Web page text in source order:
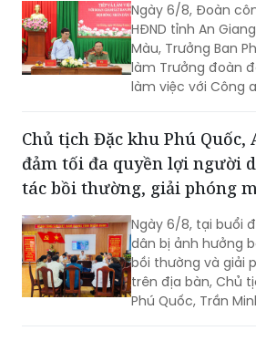
Ngày 6/8, Đoàn
HĐND tỉnh An
Màu, Trưởng Ban
làm Trưởng đoàn
làm việc với Công
Công an, nhằm
hiện, kịp thời ghi
vướng mắc và đề
nâng cao chất
dân, cơ quan, tổ
với đoàn có Đại tá
Phó Giám đốc
diện lãnh đạo một
Công an tỉnh.
Chủ tịch Đặc khu Phú Quốc,
đảm tối đa quyền lợi người
tác bồi thường, giải phóng
Ngày 6/8, tại buổi
dân bị ảnh hưởng
bồi thường và giải
trên địa bàn, Chủ
Phú Quốc, Trần